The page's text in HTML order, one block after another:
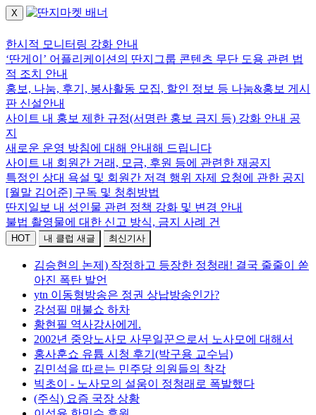
X
한시적 모니터링 강화 안내
‘딴게이’ 어플리케이션의 딴지그룹 콘텐츠 무단 도용 관련 법
적 조치 안내
홍보, 나눔, 후기, 봉사활동 모집, 할인 정보 등 나눔&홍보 게시
판 신설안내
사이트 내 홍보 제한 규정(서명란 홍보 금지 등) 강화 안내 공
지
새로운 운영 방침에 대해 안내해 드립니다
사이트 내 회원간 거래, 모금, 후원 등에 관련한 재공지
특정인 상대 욕설 및 회원간 저격 행위 자제 요청에 관한 공지
[월말 김어준] 구독 및 청취방법
딴지일보 내 성인물 관련 정책 강화 및 변경 안내
불법 촬영물에 대한 신고 방식, 금지 사례 건
HOT 내 클럽 새글 최신기사
김승현의 논제) 작정하고 등장한 정청래! 결국 줄줄이 쏟
아진 폭탄 발언
ytn 이동형방송은 정권 상납방송인가?
강성필 매불쇼 하차
황현필 역사강사에게.
2002년 중앙노사모 사무일꾼으로서 노사모에 대해서
홍사훈쇼 유튭 시청 후기(박구용 교수님)
김민석을 따르는 민주당 의원들의 착각
빅초이 - 노사모의 설움이 정청래로 폭발했다
(주식) 요즘 국장 상황